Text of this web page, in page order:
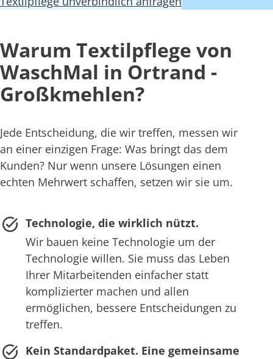
Warum Textilpflege von
WaschMal in Ortrand -
Großkmehlen?
Jede Entscheidung, die wir treffen, messen wir
an einer einzigen Frage: Was bringt das dem
Kunden? Nur wenn unsere Lösungen einen
echten Mehrwert schaffen, setzen wir sie um.
Technologie, die wirklich nützt.
Wir bauen keine Technologie um der
Technologie willen. Sie muss das Leben
Ihrer Mitarbeitenden einfacher statt
komplizierter machen und allen
ermöglichen, bessere Entscheidungen zu
treffen.
Kein Standardpaket. Eine gemeinsame